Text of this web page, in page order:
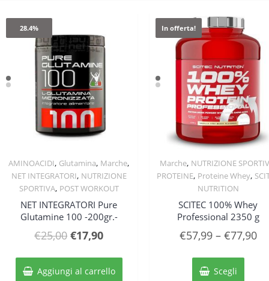
28.4%
Quick View
AMINOACIDI, Glutamina, Marche,
NET INTEGRATORI, NUTRIZIONE
SPORTIVA, POST WORKOUT
NET INTEGRATORI Pure
Glutamine 100 -200gr.-
€25,00 Il
originale
€17,90Il
attuale
Aggiungi al carrello
In offerta!
Quick View
Marche, NUTRIZIONE
PROTEINE, Proteine Whey,
NUTRITION
SCITEC 100% Whey
Professional 2350 g
€57,99– €77,90
Scegli